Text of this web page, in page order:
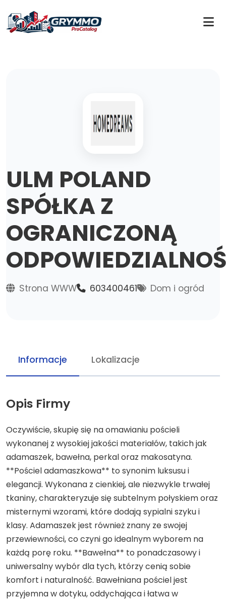
ULM POLAND
SPÓŁKA Z
OGRANICZONĄ
Strona WWW 603400461 Dom i ogród
Informacje Lokalizacje
Opis Firmy
Oczywiście, skupię się na omawianiu pościeli
wykonanej z wysokiej jakości materiałów, takich jak
adamaszek, bawełna, perkal oraz makosatyna.
**Pościel adamaszkowa** to synonim luksusu i
elegancji. Wykonana z cienkiej, ale niezwykle trwałej
tkaniny, charakteryzuje się subtelnym połyskiem oraz
misternymi wzorami, które dodają sypialni szyku i
klasy. Adamaszek jest również znany ze swojej
przewiewności, co czyni go idealnym wyborem na
każdą porę roku. **Bawełna** to ponadczasowy i
uniwersalny wybór dla tych, którzy cenią sobie
komfort i naturalność. Bawełniana pościel jest
przyjemna w dotyku, oddychająca i łatwa w